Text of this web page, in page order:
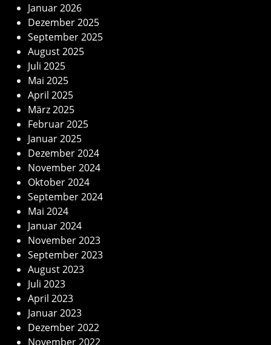
Januar 2026
Dezember 2025
September 2025
August 2025
Juli 2025
Mai 2025
April 2025
März 2025
Februar 2025
Januar 2025
Dezember 2024
November 2024
Oktober 2024
September 2024
Mai 2024
Januar 2024
November 2023
September 2023
August 2023
Juli 2023
April 2023
Januar 2023
Dezember 2022
November 2022